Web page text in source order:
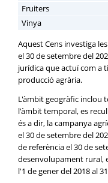
Fruiters
Vinya
Aquest Cens investiga
el 30 de setembre del
jurídica que actuï com a
producció agrària.
L'àmbit geogràfic inclou
l'àmbit temporal, es
és a dir, la campanya
el 30 de setembre del
de referència el 30 de
desenvolupament rural,
l'1 de gener del 2018 al